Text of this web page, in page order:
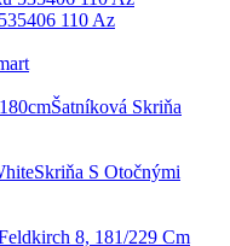
110 Az
Šatníková Skriňa
Skriňa S Otočnými